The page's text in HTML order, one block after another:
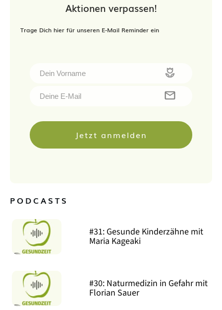
Aktionen verpassen!
Trage Dich hier für unseren E-Mail Reminder ein
Jetzt anmelden
PODCASTS
#31: Gesunde Kinderzähne mit
Maria Kageaki
#30: Naturmedizin in Gefahr mit
Florian Sauer